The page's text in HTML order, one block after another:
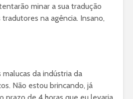
minar a sua tradução
na agência. Insano,
da indústria da
Não estou brincando, já